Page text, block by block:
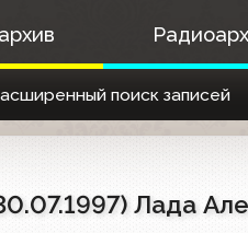
поиск записей
Лада